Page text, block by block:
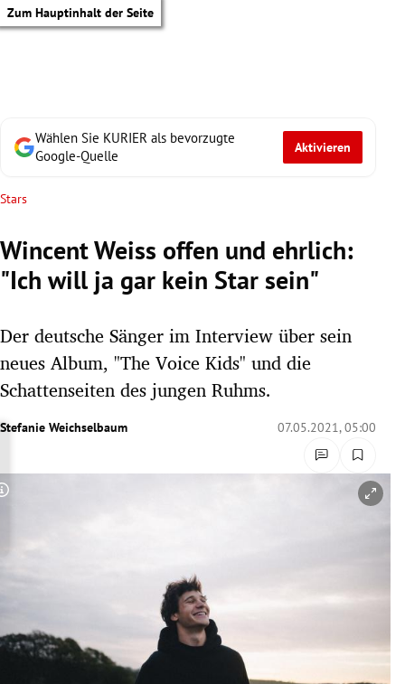
Zum Hauptinhalt der Seite
Untermenü
Untermenü
Untermenü
Wählen Sie KURIER als bevorzugte
Google-Quelle
Aktivieren
Stars
Wincent Weiss offen und ehrlich:
"Ich will ja gar kein Star sein"
Der deutsche Sänger im Interview über sein
neues Album, "The Voice Kids" und die
Schattenseiten des jungen Ruhms.
Stefanie Weichselbaum 07.05.2021, 05:00
Copyright-Hinweis öffnen/schließen